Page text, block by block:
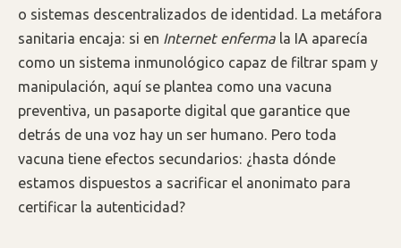
o sistemas descentralizados de identidad. La metáfora
sanitaria encaja: si en Internet enferma la IA aparecía
como un sistema inmunológico capaz de filtrar spam y
manipulación, aquí se plantea como una vacuna
preventiva, un pasaporte digital que garantice que
detrás de una voz hay un ser humano. Pero toda
vacuna tiene efectos secundarios: ¿hasta dónde
estamos dispuestos a sacrificar el anonimato para
certificar la autenticidad?